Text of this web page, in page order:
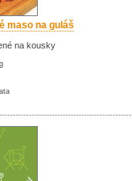
maso na guláš
na kousky